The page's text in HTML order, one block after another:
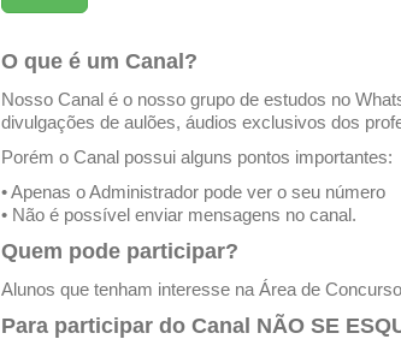
O que é um Canal?
Nosso Canal é o nosso grupo de estudos no
divulgações de aulões, áudios exclusivos dos
Porém o Canal possui alguns pontos importantes:
• Apenas o Administrador pode ver o seu número
• Não é possível enviar mensagens no canal.
Quem pode participar?
Alunos que tenham interesse na Área de
Para participar do Canal NÃO SE